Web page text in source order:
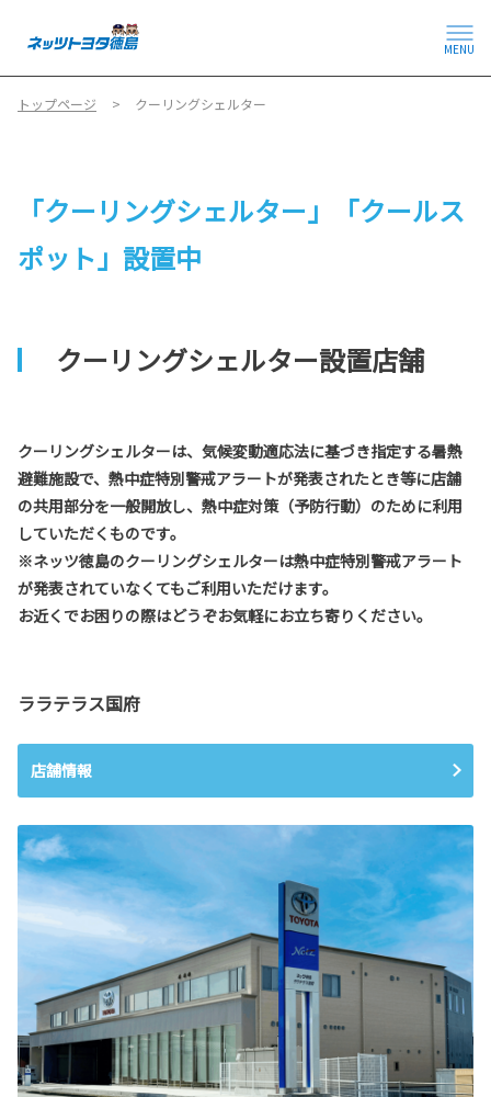
MENU
トップページ クーリングシェルター
「クーリングシェルター」「クールス
ポット」設置中
クーリングシェルター設置店舗
クーリングシェルターは、気候変動適応法に基づき指定する暑熱
避難施設で、熱中症特別警戒アラートが発表されたとき等に店舗
の共用部分を一般開放し、熱中症対策（予防行動）のために利用
していただくものです。
※ネッツ徳島のクーリングシェルターは熱中症特別警戒アラート
が発表されていなくてもご利用いただけます。
お近くでお困りの際はどうぞお気軽にお立ち寄りください。
ララテラス国府
店舗情報